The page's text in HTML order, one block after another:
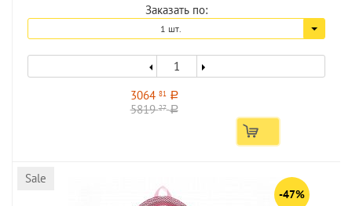
Заказать по:
1 шт.
3064 81 a
581927 a
Sale
-47%